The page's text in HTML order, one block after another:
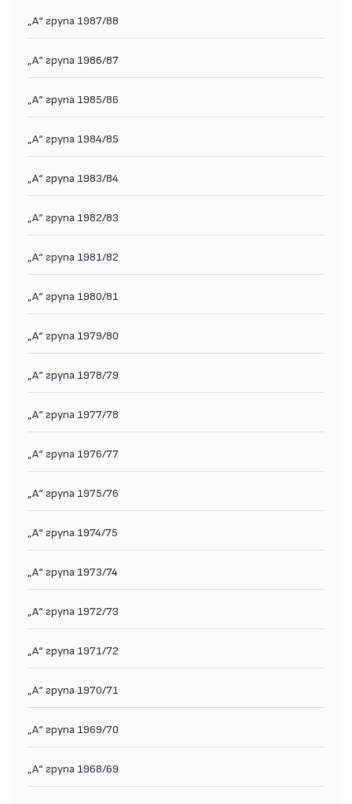
„А“ група 1987/88
„А“ група 1986/87
„А“ група 1985/86
„А“ група 1984/85
„А“ група 1983/84
„А“ група 1982/83
„А“ група 1981/82
„А“ група 1980/81
„А“ група 1979/80
„А“ група 1978/79
„А“ група 1977/78
„А“ група 1976/77
„А“ група 1975/76
„А“ група 1974/75
„А“ група 1973/74
„А“ група 1972/73
„А“ група 1971/72
„А“ група 1970/71
„А“ група 1969/70
„А“ група 1968/69